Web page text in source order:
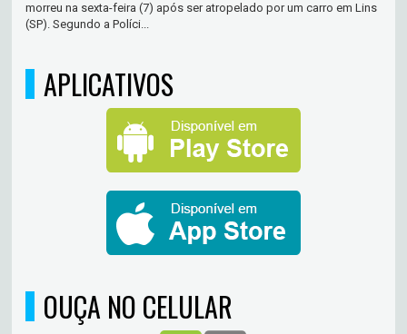
morreu na sexta-feira (7) após ser atropelado por um carro em Lins
(SP). Segundo a Políci...
APLICATIVOS
OUÇA NO CELULAR